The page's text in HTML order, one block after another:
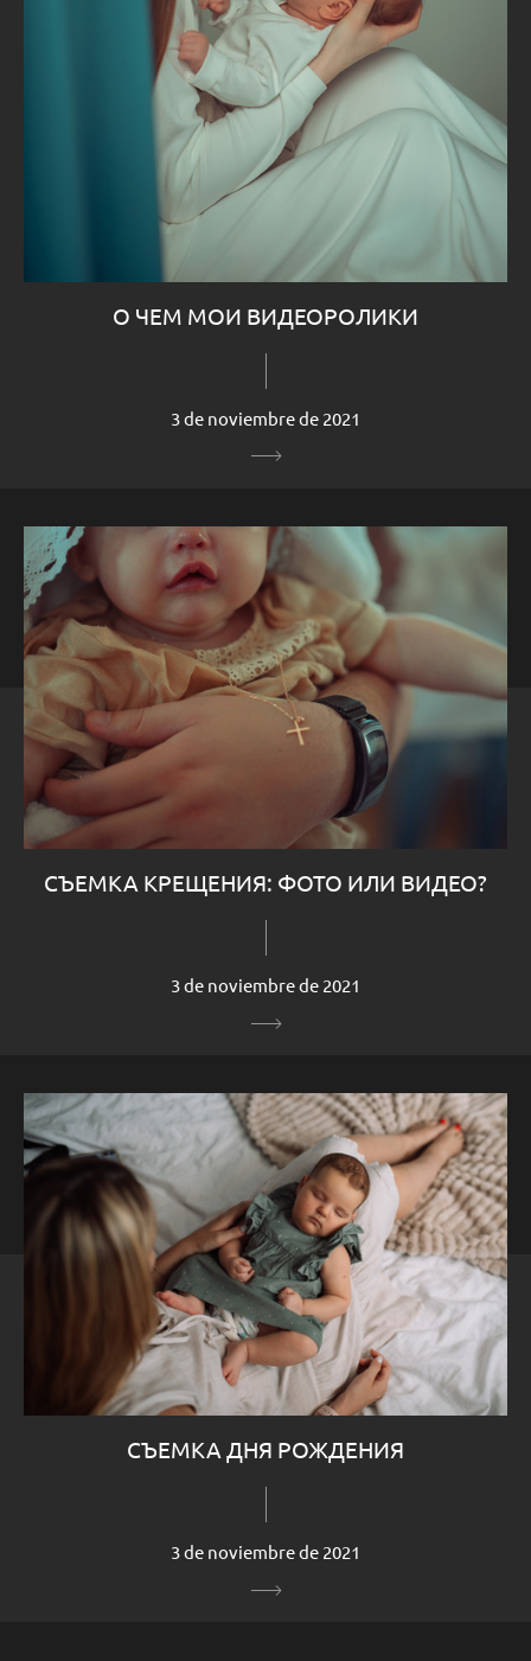
О ЧЕМ МОИ ВИДЕОРОЛИКИ
3 de noviembre de 2021
СЪЕМКА КРЕЩЕНИЯ: ФОТО ИЛИ ВИДЕО?
3 de noviembre de 2021
СЪЕМКА ДНЯ РОЖДЕНИЯ
3 de noviembre de 2021